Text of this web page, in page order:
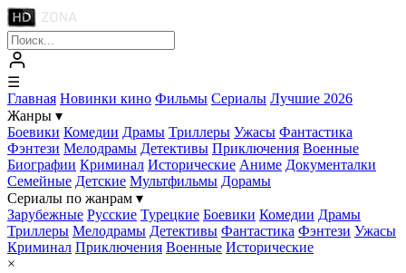
☰
Главная Новинки кино Фильмы Сериалы Лучшие 2026
Жанры ▾
Боевики Комедии Драмы Триллеры Ужасы Фантастика
Фэнтези Мелодрамы Детективы Приключения Военные
Биографии Криминал Исторические Аниме Документалки
Семейные Детские Мультфильмы Дорамы
Сериалы по жанрам ▾
Зарубежные Русские Турецкие Боевики Комедии Драмы
Триллеры Мелодрамы Детективы Фантастика Фэнтези Ужасы
Криминал Приключения Военные Исторические
×